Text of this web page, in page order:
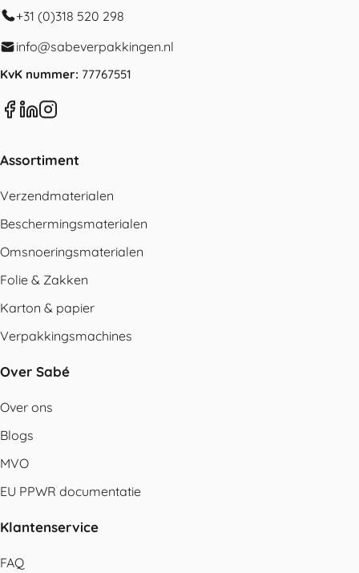
+31 (0)318 520 298
info@sabeverpakkingen.nl
KvK nummer: 77767551
Assortiment
Verzendmaterialen
Beschermingsmaterialen
Omsnoeringsmaterialen
Folie & Zakken
Karton & papier
Verpakkingsmachines
Over Sabé
Over ons
Blogs
MVO
EU PPWR documentatie
Klantenservice
FAQ